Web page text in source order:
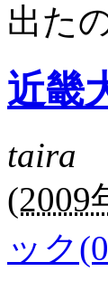
出た
近畿
taira
(2009
ック